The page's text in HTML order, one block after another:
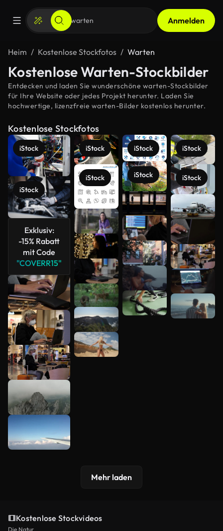
Anmelden
Heim Kostenlose Stockfotos Warten
Kostenlose Warten-Stockbilder
Entdecken und laden Sie wunderschöne warten-Stockbilder
für Ihre Website oder jedes Projekt herunter. Laden Sie
hochwertige, lizenzfreie warten-Bilder kostenlos herunter.
Kostenlose Stockfotos
iStock
iStock
Exklusiv:
-15% Rabatt
mit Code
"COVERR15"
iStock
iStock
iStock
iStock
iStock
iStock
Mehr
anzeigen
Mehr laden
Kostenlose Stockvideos
Die Natur